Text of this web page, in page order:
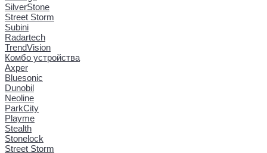
SilverStone
Street Storm
Subini
Radartech
TrendVision
Комбо устройства
Axper
Bluesonic
Dunobil
Neoline
ParkCity
Playme
Stealth
Stonelock
Street Storm